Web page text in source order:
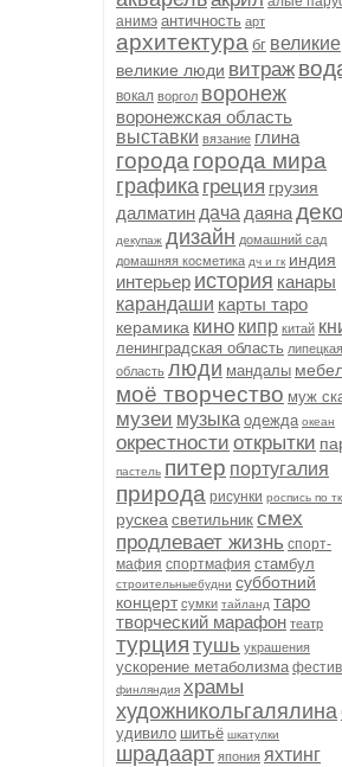
анимэ античность арт
архитектура бг великие
великие люди витраж
вокал воргол воронеж
воронежская область
выставки вязание глина
города города мира
графика греция грузия
далматин дача даяна
декупаж дизайн домашний сад
домашняя косметика дч и гк индия
интерьер история канары
карандаши карты таро
керамика кино кипр китай
ленинградская область липецкая
область люди мандалы
моё творчество муж
музеи музыка одежда океан
окрестности открытки
пастель питер португалия
природа рисунки роспись по
рускеа светильник смех
продлевает жизнь спорт-
мафия спортмафия стамбул
строительныебудни субботний
концерт сумки тайланд таро
творческий марафон театр
турция тушь украшения
ускорение метаболизма
финляндия храмы
художникольгалялина
удивило шитьё шкатулки
шрадаарт япония яхтинг